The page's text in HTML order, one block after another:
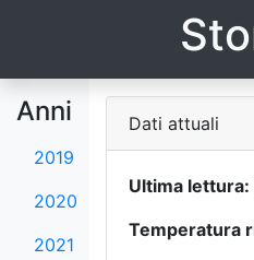
Anni
2019
2020
2021
Dati attuali
Ultima lettura:
Temperatura